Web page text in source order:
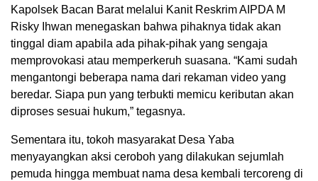
Kapolsek Bacan Barat melalui Kanit Reskrim AIPDA M
Risky Ihwan menegaskan bahwa pihaknya tidak akan
tinggal diam apabila ada pihak-pihak yang sengaja
memprovokasi atau memperkeruh suasana. “Kami sudah
mengantongi beberapa nama dari rekaman video yang
beredar. Siapa pun yang terbukti memicu keributan akan
diproses sesuai hukum,” tegasnya.
Sementara itu, tokoh masyarakat Desa Yaba
menyayangkan aksi ceroboh yang dilakukan sejumlah
pemuda hingga membuat nama desa kembali tercoreng di